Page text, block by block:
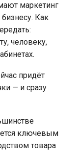
маркетинг
Как
человеку,
придёт
— и сразу
ключевым
товара